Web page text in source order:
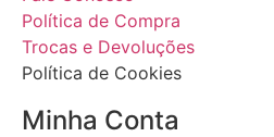
Política de Compra
Trocas e Devoluções
Política de Cookies
Minha Conta